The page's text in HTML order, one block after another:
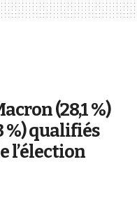
(28,1 %)
%) qualifiés
l’élection